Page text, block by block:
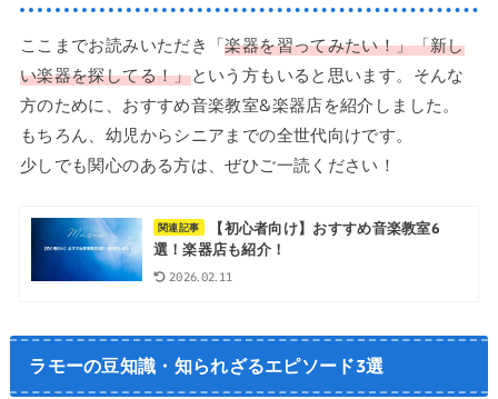
ここまでお読みいただき「楽器を習ってみたい！」「新し
い楽器を探してる！」という方もいると思います。そんな
方のために、おすすめ音楽教室&楽器店を紹介しました。
もちろん、幼児からシニアまでの全世代向けです。
少しでも関心のある方は、ぜひご一読ください！
関連記事
【初心者向け】おすすめ音楽教室6
選！楽器店も紹介！
2026.02.11
ラモーの豆知識・知られざるエピソード3選